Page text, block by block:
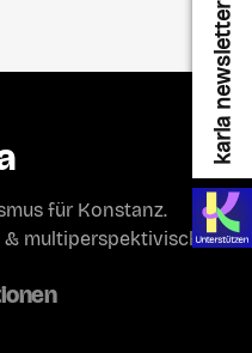
karla newsletter
für Konstanz.
multiperspektivisch.